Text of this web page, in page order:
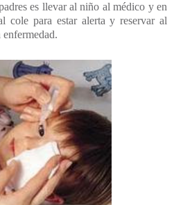
es llevar al niño al médico y en
cole para estar alerta y reservar al
enfermedad.